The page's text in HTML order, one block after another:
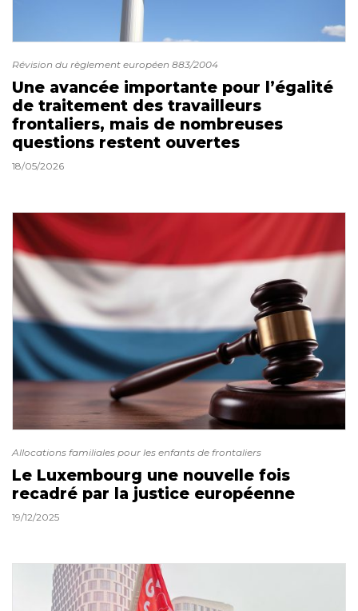
Révision du règlement européen 883/2004
Une avancée importante pour l’égalité
de traitement des travailleurs
frontaliers, mais de nombreuses
questions restent ouvertes
18/05/2026
Allocations familiales pour les enfants de frontaliers
Le Luxembourg une nouvelle fois
recadré par la justice européenne
19/12/2025